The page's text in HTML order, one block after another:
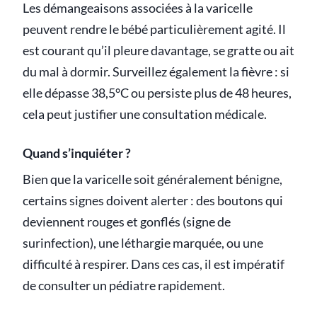
Les démangeaisons associées à la varicelle
peuvent rendre le bébé particulièrement agité. Il
est courant qu’il pleure davantage, se gratte ou ait
du mal à dormir. Surveillez également la fièvre : si
elle dépasse 38,5°C ou persiste plus de 48 heures,
cela peut justifier une consultation médicale.
Quand s’inquiéter ?
Bien que la varicelle soit généralement bénigne,
certains signes doivent alerter : des boutons qui
deviennent rouges et gonflés (signe de
surinfection), une léthargie marquée, ou une
difficulté à respirer. Dans ces cas, il est impératif
de consulter un pédiatre rapidement.